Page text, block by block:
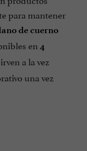
para mantener
de cuerno
en 4
a la vez
una vez